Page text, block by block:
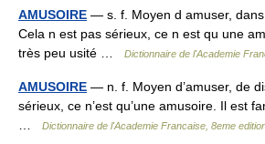
AMUSOIRE — s. f. Moyen d amuser,
Cela n est pas sérieux, ce n est qu une
très peu usité …
Dictionnaire de l'Academie
AMUSOIRE — n. f. Moyen d’amuser, de
sérieux, ce n’est qu’une amusoire. Il est
…
Dictionnaire de l'Academie Francaise, 8eme